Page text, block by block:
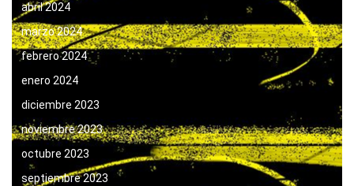
abril 2024
marzo 2024
febrero 2024
enero 2024
diciembre 2023
noviembre 2023
octubre 2023
septiembre 2023